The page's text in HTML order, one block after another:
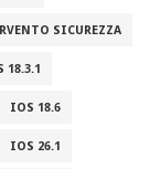
SICUREZZA
18.3.1
IOS 18.6
IOS 26.1